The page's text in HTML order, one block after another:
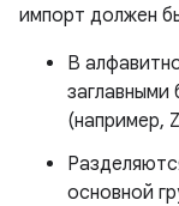
импорт должен
В
заглавными
(например,
основной